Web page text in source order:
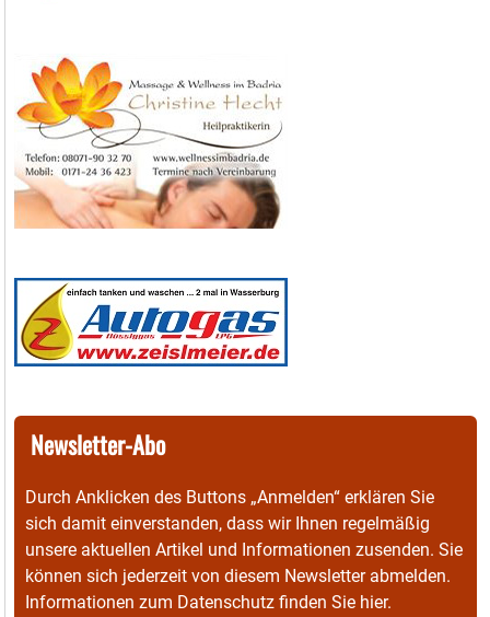
Newsletter-Abo
Durch Anklicken des Buttons „Anmelden“ erklären Sie
sich damit einverstanden, dass wir Ihnen regelmäßig
unsere aktuellen Artikel und Informationen zusenden. Sie
können sich jederzeit von diesem Newsletter abmelden.
Informationen zum Datenschutz finden Sie hier.